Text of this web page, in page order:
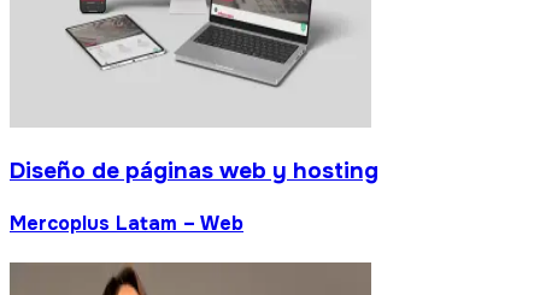
Diseño de páginas web y hosting
Mercoplus Latam – Web